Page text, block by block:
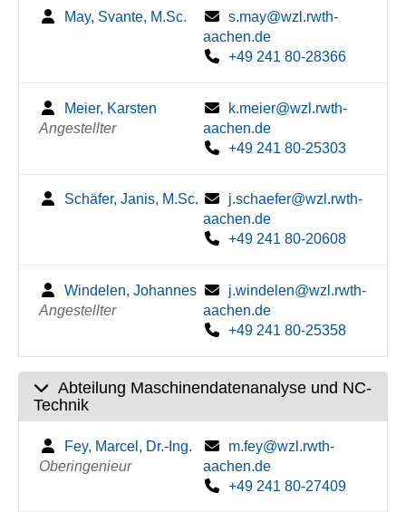
May, Svante, M.Sc.
s.may@wzl.rwth-
aachen.de
+49 241 80-28366
Meier, Karsten
Angestellter
k.meier@wzl.rwth-
aachen.de
+49 241 80-25303
Schäfer, Janis, M.Sc.
j.schaefer@wzl.rwth-
aachen.de
+49 241 80-20608
Windelen, Johannes
Angestellter
j.windelen@wzl.rwth-
aachen.de
+49 241 80-25358
Abteilung Maschinendatenanalyse und NC-
Technik
Fey, Marcel, Dr.-Ing.
Oberingenieur
m.fey@wzl.rwth-
aachen.de
+49 241 80-27409